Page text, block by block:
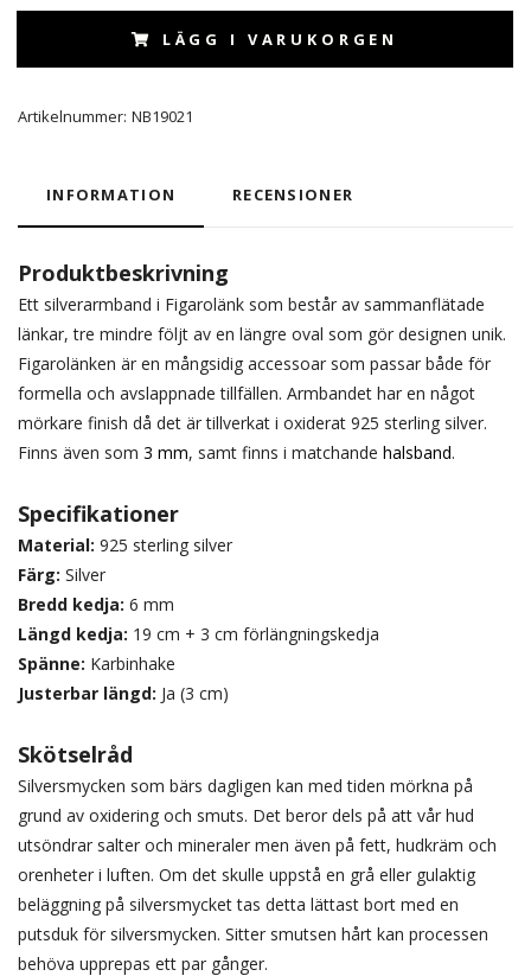
LÄGG I VARUKORGEN
Artikelnummer: NB19021
INFORMATION RECENSIONER
Produktbeskrivning
Ett silverarmband i Figarolänk som består av sammanflätade
länkar, tre mindre följt av en längre oval som gör designen unik.
Figarolänken är en mångsidig accessoar som passar både för
formella och avslappnade tillfällen. Armbandet har en något
mörkare finish då det är tillverkat i oxiderat 925 sterling silver.
Finns även som 3 mm, samt finns i matchande halsband.
Specifikationer
Material: 925 sterling silver
Färg: Silver
Bredd kedja: 6 mm
Längd kedja: 19 cm + 3 cm förlängningskedja
Spänne: Karbinhake
Justerbar längd: Ja (3 cm)
Skötselråd
Silversmycken som bärs dagligen kan med tiden mörkna på
grund av oxidering och smuts. Det beror dels på att vår hud
utsöndrar salter och mineraler men även på fett, hudkräm och
orenheter i luften. Om det skulle uppstå en grå eller gulaktig
beläggning på silversmycket tas detta lättast bort med en
putsduk för silversmycken. Sitter smutsen hårt kan processen
behöva upprepas ett par gånger.